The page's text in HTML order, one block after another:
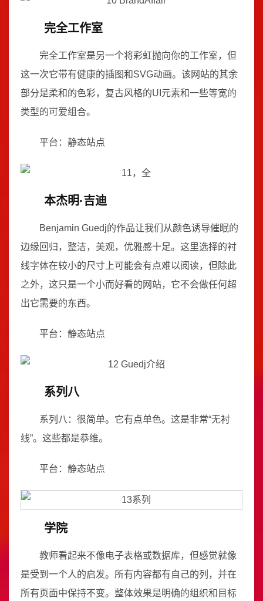
完全工作室
完全工作室是另一个将彩虹抛向你的工作室，但
这一次它带有健康的插图和SVG动画。该网站的其余
部分是柔和的色彩，复古风格的UI元素和一些等宽的
类型的可爱组合。
平台：静态站点
本杰明·吉迪
Benjamin Guedj的作品让我们从颜色诱导催眠的
边缘回归，整洁，美观，优雅感十足。这里选择的衬
线字体在较小的尺寸上可能会有点难以阅读，但除此
之外，这只是一个小而好看的网站，它不会做任何超
出它需要的东西。
平台：静态站点
系列八
系列八：很简单。它有点单色。这是非常“无衬
线”。这些都是恭维。
平台：静态站点
学院
教师看起来不像电子表格或数据库，但感觉就像
是受到一个人的启发。所有内容都有自己的列，并在
所有页面中保持不变。整体效果是明确的组织和目标